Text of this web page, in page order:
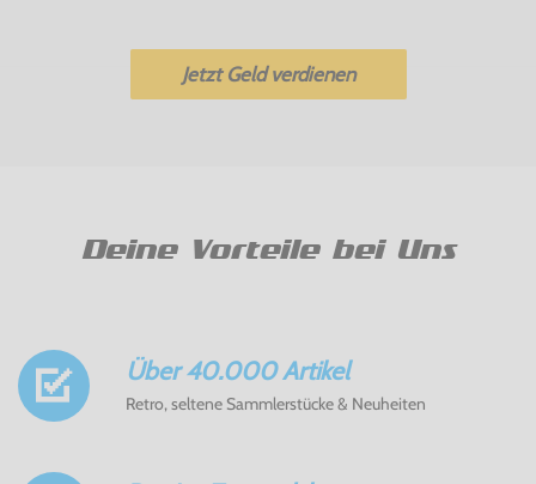
Jetzt Geld verdienen
Deine Vorteile bei Uns
Über 40.000 Artikel
Retro, seltene Sammlerstücke & Neuheiten